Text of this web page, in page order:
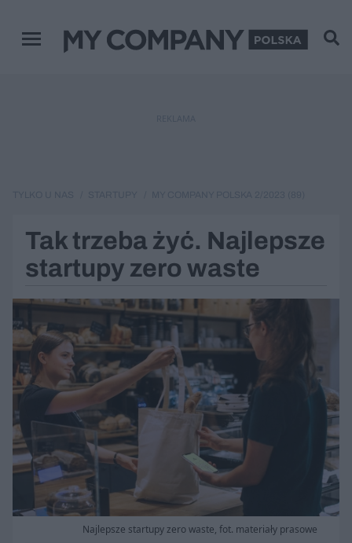
Menu główne
Tak trzeba żyć. Najlepsze
startupy zero waste
Najlepsze startupy zero waste, fot. materiały prasowe